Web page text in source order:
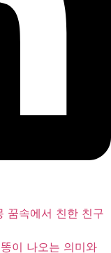
꿈속에서 친한 친구
이 나오는 의미와